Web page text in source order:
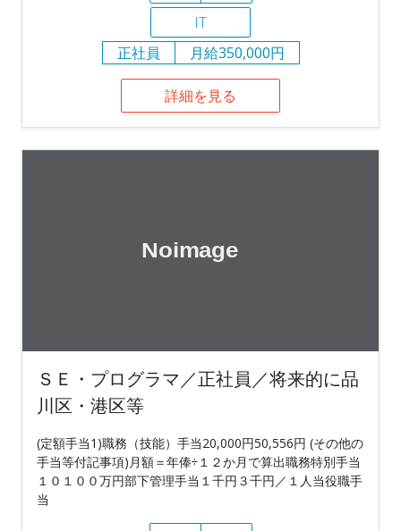
IT
正社員
月給350,000円
詳細を見る
ＳＥ・プログラマ／正社員／将来的に品
川区・港区等
(定額手当1)職務（技能）手当20,000円50,556円 (その他の
手当等付記事項)月額＝年俸÷１２か月で算出職務特別手当
１０１００万円部下管理手当１千円３千円／１人当役職手
当